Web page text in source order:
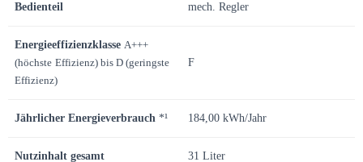
Bedienteil mech. Regler
Energieeffizienzklasse A+++
(höchste Effizienz) bis D (geringste
Effizienz)
F
Jährlicher Energieverbrauch *¹ 184,00 kWh/Jahr
Nutzinhalt gesamt 31 Liter